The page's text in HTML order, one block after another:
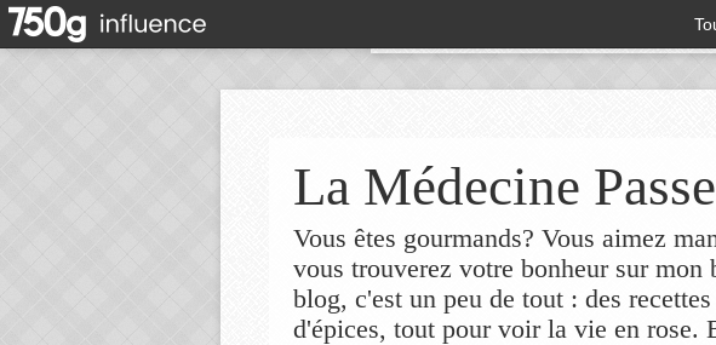
La Médecine
Vous êtes gourmands? Vous aimez
vous trouverez votre bonheur sur
blog, c'est un peu de tout : des
d'épices, tout pour voir la vie en rose.